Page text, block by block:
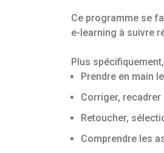
Ce programme se
e-learning à suivre
Plus
Prendre en main
Corriger,
Retoucher,
Comprendre les